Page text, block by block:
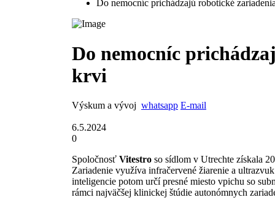
Do nemocníc prichádzajú robotické
Do nemocníc
krvi
Výskum a vývoj whatsapp E-mail
6.5.2024
0
Spoločnosť Vitestro so sídlom v Utrechte získala
Zariadenie využíva infračervené žiarenie a
inteligencie potom určí presné miesto vpichu so
rámci najväčšej klinickej štúdie autonómnych